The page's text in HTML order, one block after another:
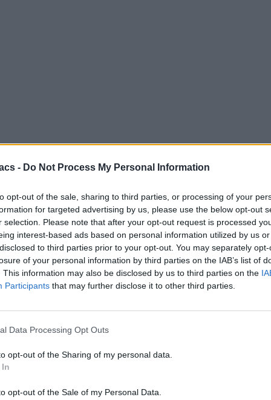
- Do Not Process My Personal Information
opt-out of the sale, sharing to third parties, or processing of your
for targeted advertising by us, please use the below opt-out
selection. Please note that after your opt-out request is processed
interest-based ads based on personal information utilized by us
to third parties prior to your opt-out. You may separately
of your personal information by third parties on the IAB’s list of
This information may also be disclosed by us to third parties on the
Participants that may further disclose it to other third parties.
Data Processing Opt Outs
opt-out of the Sharing of my personal data.
opt-out of the Sale of my Personal Data.